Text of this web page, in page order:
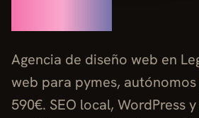
Agencia de diseño web en
web para pymes,
590€. SEO local, WordPress